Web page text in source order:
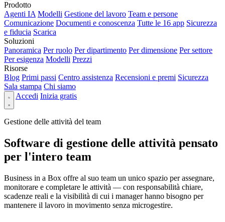
Prodotto
Agenti IA Modelli Gestione del lavoro Team e persone
Comunicazione Documenti e conoscenza Tutte le 16 app Sicurezza
e fiducia Scarica
Soluzioni
Panoramica Per ruolo Per dipartimento Per dimensione Per settore
Per esigenza Modelli Prezzi
Risorse
Blog Primi passi Centro assistenza Recensioni e premi Sicurezza
Sala stampa Chi siamo
Accedi Inizia gratis
Gestione delle attività del team
Software di gestione delle attività pensato
per l'intero team
Business in a Box offre al suo team un unico spazio per assegnare,
monitorare e completare le attività — con responsabilità chiare,
scadenze reali e la visibilità di cui i manager hanno bisogno per
mantenere il lavoro in movimento senza microgestire.